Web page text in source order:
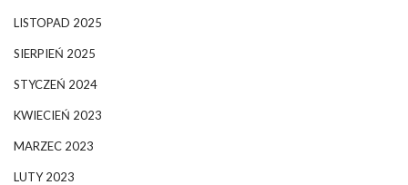
LISTOPAD 2025
SIERPIEŃ 2025
STYCZEŃ 2024
KWIECIEŃ 2023
MARZEC 2023
LUTY 2023